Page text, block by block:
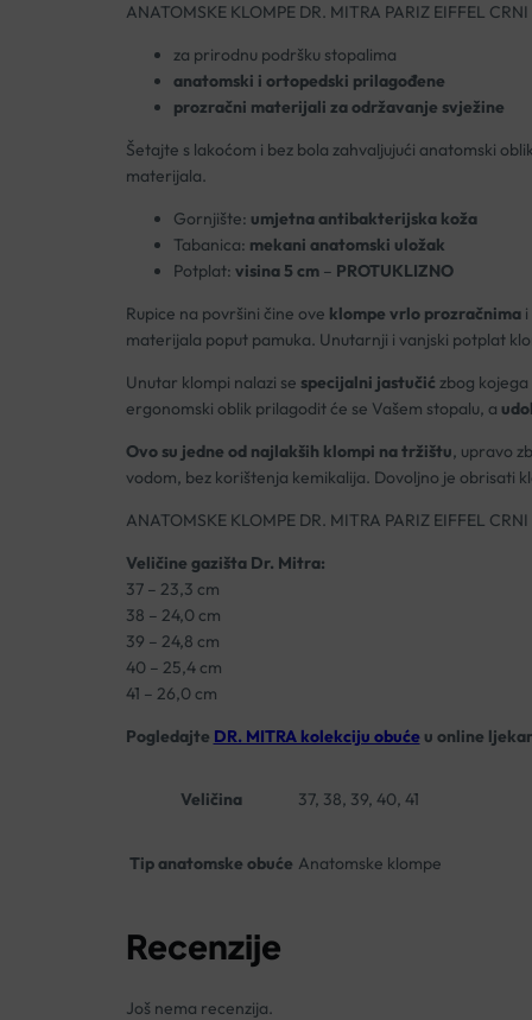
ANATOMSKE KLOMPE DR. MITRA PARIZ EIFFEL
za prirodnu podršku stopalima
anatomski i ortopedski prilagođene
prozračni materijali za održavanje svježine
Šetajte s lakoćom i bez bola zahvaljujući anatomski
materijala.
Gornjište: umjetna antibakterijska koža
Tabanica: mekani anatomski uložak
Potplat: visina 5 cm– PROTUKLIZNO
Rupice na površini čine ove klompe vrlo prozračnimai
materijala poput pamuka. Unutarnji i vanjski potplat
Unutar klompi nalazi se specijalni jastučić zbog kojega
ergonomski oblik prilagodit će se Vašem stopalu, a
Ovo su jedne od najlakših klompi na tržištu, upravo
vodom, bez korištenja kemikalija. Dovoljno je obrisati
ANATOMSKE KLOMPE DR. MITRA PARIZ EIFFEL
Veličine gazišta Dr. Mitra:
37 – 23,3 cm
38 – 24,0 cm
39 – 24,8 cm
40 – 25,4 cm
41 – 26,0 cm
Pogledajte DR. MITRA kolekciju obućeu online
Veličina 37, 38, 39, 40, 41
Tip anatomske obuće Anatomske klompe
Recenzije
Još nema recenzija.